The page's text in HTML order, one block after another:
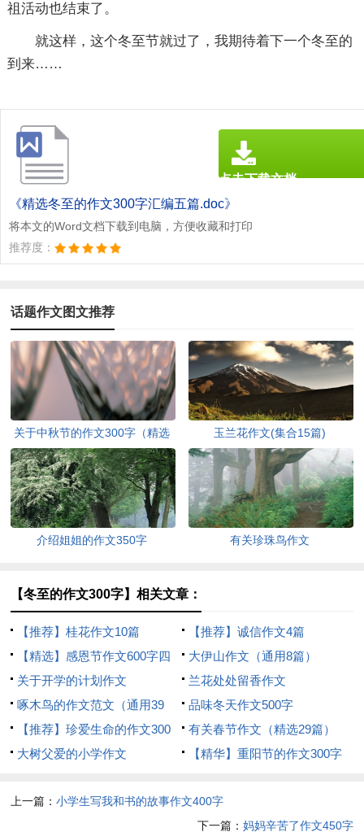
祖活动也结束了。
就这样，这个冬至节就过了，我期待着下一个冬至的
到来……
《精选冬至的作文300字汇编五篇.doc》
将本文的Word文档下载到电脑，方便收藏和打印
推荐度：
点击下载文档
文档为doc格式
话题作文图文推荐
关于中秋节的作文300字（精选
23篇）
玉兰花作文(集合15篇)
介绍姐姐的作文350字 有关珍珠鸟作文
【冬至的作文300字】相关文章：
【推荐】桂花作文10篇
【推荐】诚信作文4篇
【精选】感恩节作文600字四
篇
大伊山作文（通用8篇）
关于开学的计划作文
兰花处处留香作文
啄木鸟的作文范文（通用39
篇）
品味冬天作文500字
【推荐】珍爱生命的作文300
字集锦六篇
有关春节作文（精选29篇）
大树父爱的小学作文
【精华】重阳节的作文300字
上一篇：小学生写我和书的故事作文400字
下一篇： 妈妈辛苦了作文450字